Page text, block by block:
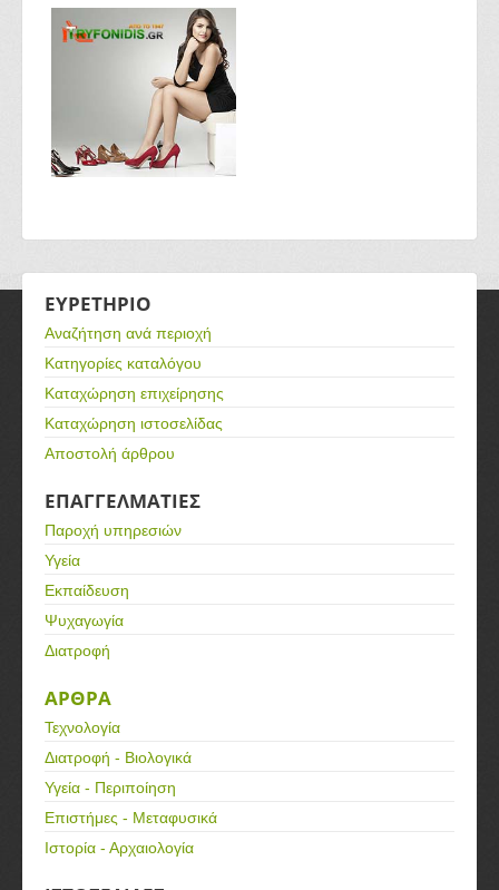
ΕΥΡΕΤΗΡΙΟ
Αναζήτηση ανά περιοχή
Κατηγορίες καταλόγου
Καταχώρηση επιχείρησης
Καταχώρηση ιστοσελίδας
Αποστολή άρθρου
ΕΠΑΓΓΕΛΜΑΤΙΕΣ
Παροχή υπηρεσιών
Υγεία
Εκπαίδευση
Ψυχαγωγία
Διατροφή
ΑΡΘΡΑ
Τεχνολογία
Διατροφή - Βιολογικά
Υγεία - Περιποίηση
Επιστήμες - Μεταφυσικά
Ιστορία - Αρχαιολογία